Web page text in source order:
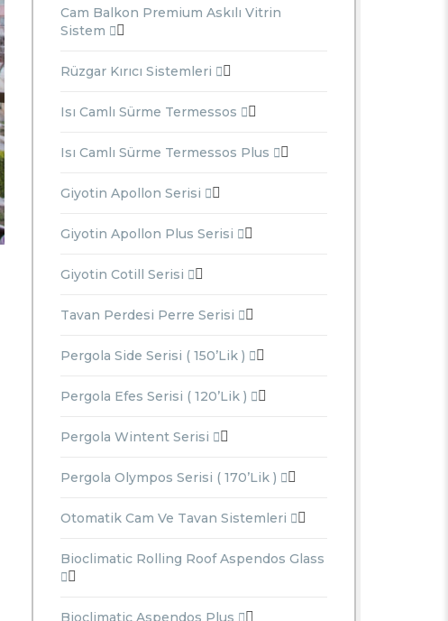
Cam Balkon Premium Askılı Vitrin
Sistem
Rüzgar Kırıcı Sistemleri
Isı Camlı Sürme Termessos
Isı Camlı Sürme Termessos Plus
Giyotin Apollon Serisi
Giyotin Apollon Plus Serisi
Giyotin Cotill Serisi
Tavan Perdesi Perre Serisi
Pergola Side Serisi ( 150’lik )
Pergola Efes Serisi ( 120’lik )
Pergola Wintent Serisi
Pergola Olympos Serisi ( 170’lik )
Otomatik Cam Ve Tavan Sistemleri
Bioclimatic Rolling Roof Aspendos Glass
Bioclimatic Aspendos Plus